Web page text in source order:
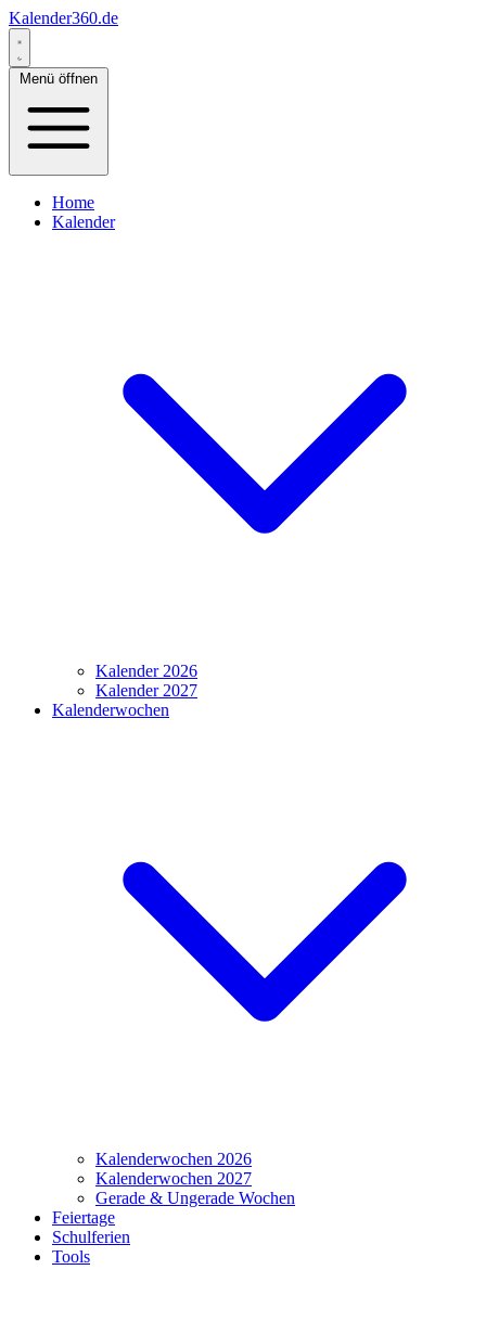
Kalender360.de
Menü öffnen
Home
Kalender
Kalender 2026
Kalender 2027
Kalenderwochen
Kalenderwochen 2026
Kalenderwochen 2027
Gerade & Ungerade Wochen
Feiertage
Schulferien
Tools